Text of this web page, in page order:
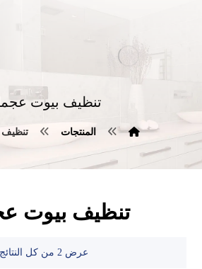
تنظيف بيوت
المنتجات
تنظيف بيوت
عرض ⁦2⁩ من كل النتائج